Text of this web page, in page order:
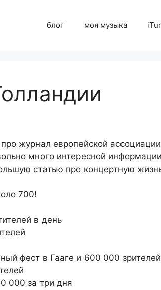
блог моя музыка
журнал европейской ассоциации
много интересной
статью про концертную
700!
в день
фест в Гааге и 600 000 зрителей
000 за три дня